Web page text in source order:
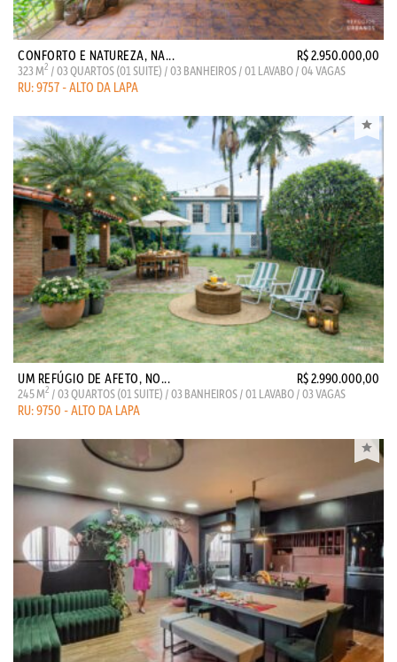
CONFORTO E NATUREZA, NA... R$ 2.950.000,00
323 M2 / 03 QUARTOS (01 SUITE) / 03 BANHEIROS / 01 LAVABO / 04 VAGAS
RU: 9757 - ALTO DA LAPA
UM REFÚGIO DE AFETO, NO... R$ 2.990.000,00
245 M2 / 03 QUARTOS (01 SUITE) / 03 BANHEIROS / 01 LAVABO / 03 VAGAS
RU: 9750 - ALTO DA LAPA